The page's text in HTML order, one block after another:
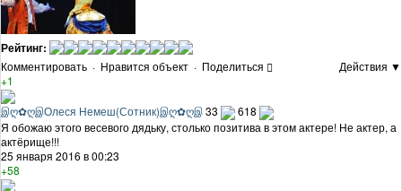
Рейтинг:
Комментировать · Нравится объект · Поделиться
Действия ▼
+1
இღ✿ღஇОлеся Немеш(Сотник)இღ✿ღஇ33
618
Я обожаю этого весевого дядьку, столько позитива в этом актере! Не актер, а
актёрище!!!
25 января 2016 в 00:23
+58